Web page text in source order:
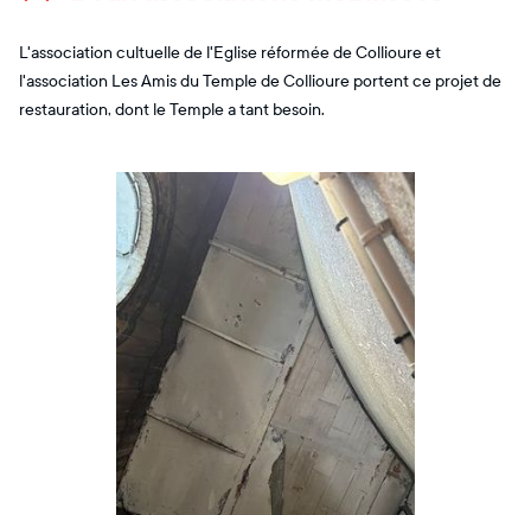
L'association cultuelle de l'Eglise réformée de Collioure et
l'association Les Amis du Temple de Collioure portent ce projet de
restauration, dont le Temple a tant besoin.